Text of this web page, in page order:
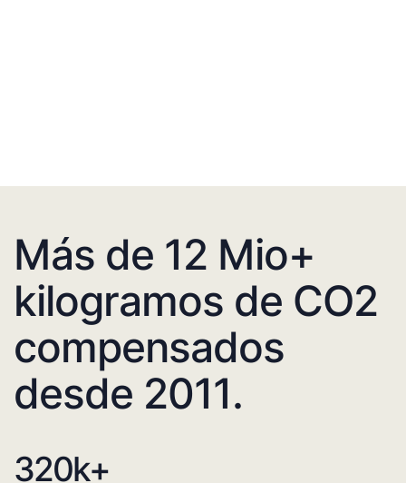
Más de 12 Mio+
kilogramos de CO2
compensados
desde 2011.
320k+